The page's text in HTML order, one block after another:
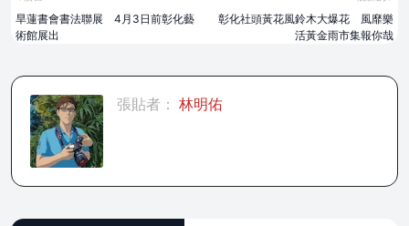
彰化社頭黃花風鈴木大爆花 風靡樂
活黃金雨市集報你哉
旱蓮書會書法聯展 4月3日前彰化藝
術館展出
張貼者： 林明佑